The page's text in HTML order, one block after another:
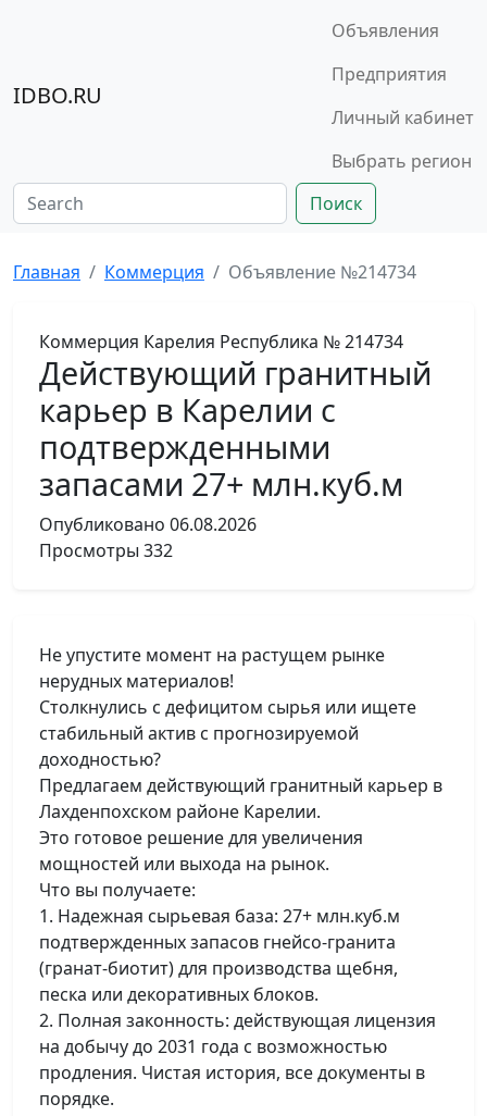
IDBO.RU
Объявления
Предприятия
Личный кабинет
Выбрать регион
Поиск
Главная Коммерция Объявление №214734
Коммерция Карелия Республика № 214734
Действующий гранитный
карьер в Карелии с
подтвержденными
запасами 27+ млн.куб.м
Опубликовано 06.08.2026
Просмотры 332
Не упустите момент на растущем рынке
нерудных материалов!
Столкнулись с дефицитом сырья или ищете
стабильный актив с прогнозируемой
доходностью?
Предлагаем действующий гранитный карьер в
Лахденпохском районе Карелии.
Это готовое решение для увеличения
мощностей или выхода на рынок.
Что вы получаете:
1. Надежная сырьевая база: 27+ млн.куб.м
подтвержденных запасов гнейсо-гранита
(гранат-биотит) для производства щебня,
песка или декоративных блоков.
2. Полная законность: действующая лицензия
на добычу до 2031 года с возможностью
продления. Чистая история, все документы в
порядке.